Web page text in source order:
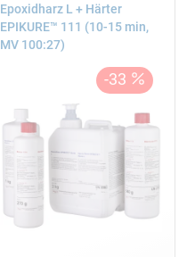
Epoxidharz L + Härter
EPIKURE™ 111 (10-15 min,
MV 100:27)